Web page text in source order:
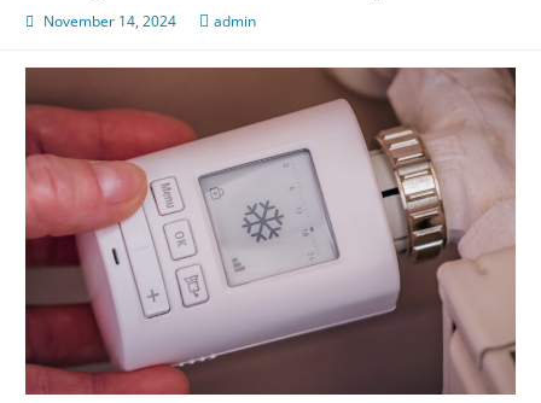
November 14, 2024 admin